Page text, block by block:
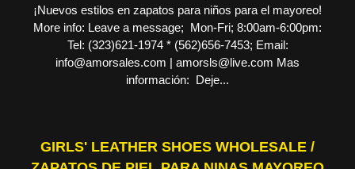
¡Nuevos estilos en zapatos para niños para el mayoreo!
More info: Leave a message; Mon-Fri; 8:00am-6:00pm:
Tel: (323)621-1974 * (562)656-7453; Email:
info@amorsales.com | amorsls@live.com Mas
información: Deje...
GIRLS' LEATHER SHOES WHOLESALE /